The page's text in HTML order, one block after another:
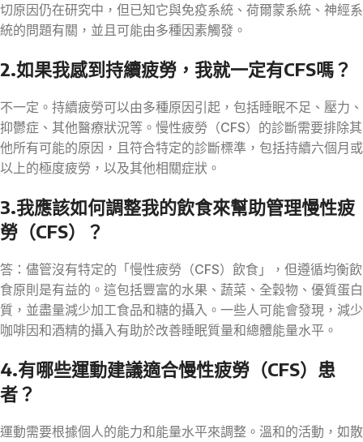
切原因仍在研究中，但已知它與免疫系統、荷爾蒙系統、神經系
統的問題有關，並且可能由多種因素觸發。
2.如果我感到持續疲勞，我就一定有CFS嗎？
不一定。持續疲勞可以由多種原因引起，包括睡眠不足、壓力、
抑鬱症、其他醫療狀況等。慢性疲勞（CFS）的診斷需要排除其
他所有可能的原因，且符合特定的診斷標準，包括持續六個月或
以上的極度疲勞，以及其他相關症狀。
3.我應該如何調整我的飲食來幫助管理慢性疲
勞（CFS）？
答：儘管沒有特定的「慢性疲勞（CFS）飲食」，但遵循均衡飲
食原則是有益的。這包括豐富的水果、蔬菜、全穀物、優質蛋白
質，並盡量減少加工食品和糖的攝入。一些人可能會發現，減少
咖啡因和酒精的攝入有助於改善睡眠質量和總體能量水平。
4.有哪些運動建議適合慢性疲勞（CFS）患
者？
運動需要根據個人的能力和能量水平來調整。溫和的活動，如散